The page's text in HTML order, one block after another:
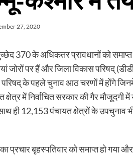
27, 2020
370 के अधिकतर प्रावधानों को समाप्त
जोरों पर हैं और जिला विकास परिषद्
परिषद् के पहले चुनाव आठ चरणों में होंगे
में निर्वाचित सरकार की गैर
ही 12,153 पंचायत क्षेत्रों के
प्रचार बृहस्पतिवार को समाप्त हो गया